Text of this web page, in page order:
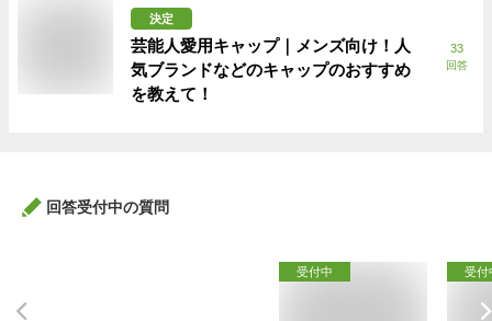
決定
芸能人愛用キャップ｜メンズ向け！人
気ブランドなどのキャップのおすすめ
を教えて！
33
回答
回答受付中の質問
受付中 受付